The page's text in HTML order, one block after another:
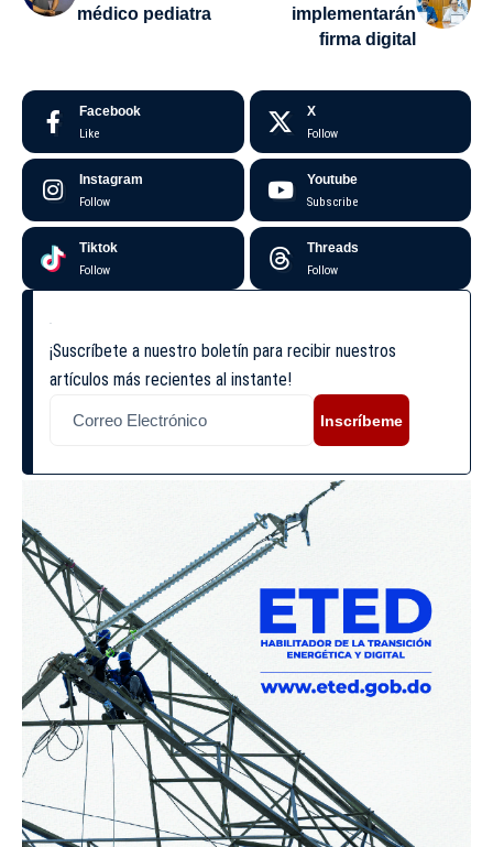
médico pediatra
implementarán
firma digital
Facebook
Like
X
Follow
Instagram
Follow
Youtube
Subscribe
Tiktok
Follow
Threads
Follow
¡Suscríbete a nuestro boletín para recibir nuestros
artículos más recientes al instante!
Inscríbeme